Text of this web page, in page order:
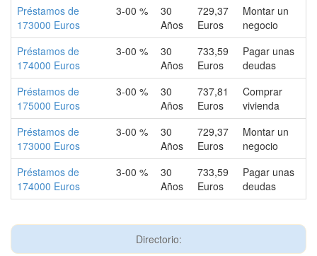
Préstamos de
173000 Euros
3-00 %
30
Años
729,37
Euros
Montar un
negocio
Préstamos de
174000 Euros
3-00 %
30
Años
733,59
Euros
Pagar unas
deudas
Préstamos de
175000 Euros
3-00 %
30
Años
737,81
Euros
Comprar
vivienda
Préstamos de
173000 Euros
3-00 %
30
Años
729,37
Euros
Montar un
negocio
Préstamos de
174000 Euros
3-00 %
30
Años
733,59
Euros
Pagar unas
deudas
Directorio: